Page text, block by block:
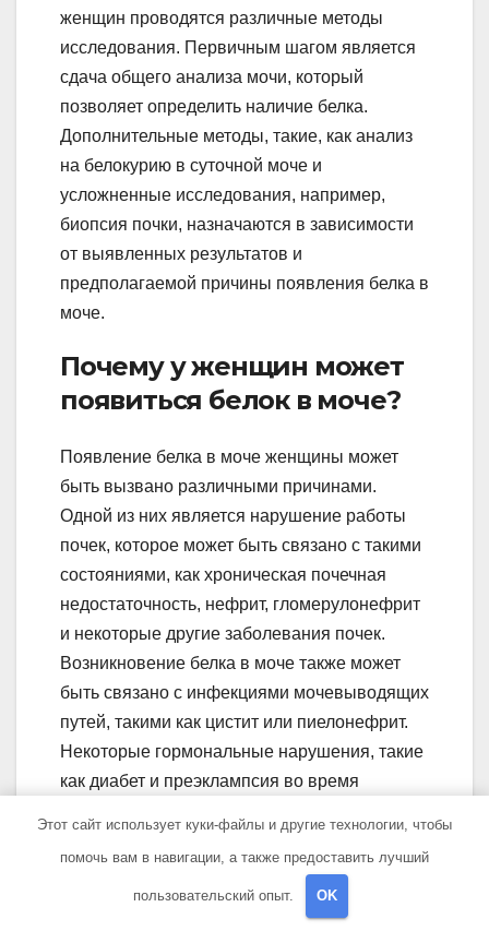
женщин проводятся различные методы
исследования. Первичным шагом является
сдача общего анализа мочи, который
позволяет определить наличие белка.
Дополнительные методы, такие, как анализ
на белокурию в суточной моче и
усложненные исследования, например,
биопсия почки, назначаются в зависимости
от выявленных результатов и
предполагаемой причины появления белка в
моче.
Почему у женщин может
появиться белок в моче?
Появление белка в моче женщины может
быть вызвано различными причинами.
Одной из них является нарушение работы
почек, которое может быть связано с такими
состояниями, как хроническая почечная
недостаточность, нефрит, гломерулонефрит
и некоторые другие заболевания почек.
Возникновение белка в моче также может
быть связано с инфекциями мочевыводящих
путей, такими как цистит или пиелонефрит.
Некоторые гормональные нарушения, такие
как диабет и преэклампсия во время
Этот сайт использует куки-файлы и другие технологии, чтобы
помочь вам в навигации, а также предоставить лучший
пользовательский опыт. OK